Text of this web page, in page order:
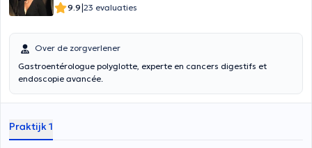
9.9|23 evaluaties
Over de zorgverlener
Gastroentérologue polyglotte, experte en cancers digestifs et
endoscopie avancée.
Praktijk 1